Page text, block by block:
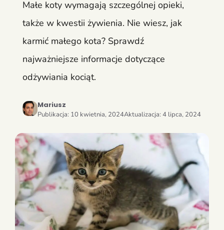
Małe koty wymagają szczególnej opieki,
także w kwestii żywienia. Nie wiesz, jak
karmić małego kota? Sprawdź
najważniejsze informacje dotyczące
odżywiania kociąt.
Mariusz
Publikacja: 10 kwietnia, 2024Aktualizacja: 4 lipca, 2024